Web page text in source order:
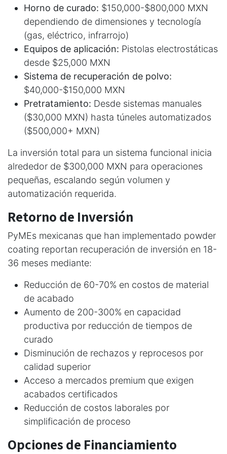
Horno de curado: $150,000-$800,000 MXN
dependiendo de dimensiones y tecnología
(gas, eléctrico, infrarrojo)
Equipos de aplicación: Pistolas electrostáticas
desde $25,000 MXN
Sistema de recuperación de polvo:
$40,000-$150,000 MXN
Pretratamiento: Desde sistemas manuales
($30,000 MXN) hasta túneles automatizados
($500,000+ MXN)
La inversión total para un sistema funcional inicia
alrededor de $300,000 MXN para operaciones
pequeñas, escalando según volumen y
automatización requerida.
Retorno de Inversión
PyMEs mexicanas que han implementado powder
coating reportan recuperación de inversión en 18-
36 meses mediante:
Reducción de 60-70% en costos de material
de acabado
Aumento de 200-300% en capacidad
productiva por reducción de tiempos de
curado
Disminución de rechazos y reprocesos por
calidad superior
Acceso a mercados premium que exigen
acabados certificados
Reducción de costos laborales por
simplificación de proceso
Opciones de Financiamiento